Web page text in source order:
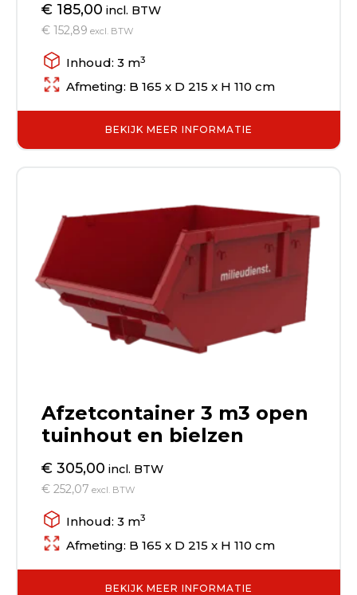
€ 185,00 incl. BTW
€ 152,89 excl. BTW
Inhoud: 3 m3
Afmeting: B 165 x D 215 x H 110 cm
BEKIJK MEER INFORMATIE
Afzetcontainer 3 m3 open
tuinhout en bielzen
€ 305,00 incl. BTW
€ 252,07 excl. BTW
Inhoud: 3 m3
Afmeting: B 165 x D 215 x H 110 cm
BEKIJK MEER INFORMATIE